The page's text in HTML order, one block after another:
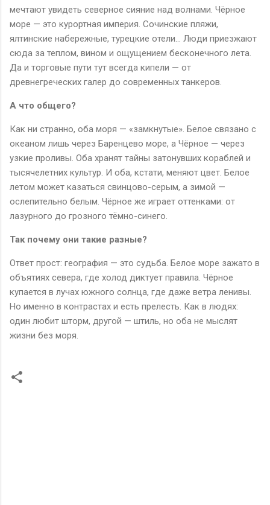
мечтают увидеть северное сияние над волнами. Чёрное
море — это курортная империя. Сочинские пляжи,
ялтинские набережные, турецкие отели… Люди приезжают
сюда за теплом, вином и ощущением бесконечного лета.
Да и торговые пути тут всегда кипели — от
древнегреческих галер до современных танкеров.
А что общего?
Как ни странно, оба моря — «замкнутые». Белое связано с
океаном лишь через Баренцево море, а Чёрное — через
узкие проливы. Оба хранят тайны затонувших кораблей и
тысячелетних культур. И оба, кстати, меняют цвет. Белое
летом может казаться свинцово-серым, а зимой —
ослепительно белым. Чёрное же играет оттенками: от
лазурного до грозного тёмно-синего.
Так почему они такие разные?
Ответ прост: география — это судьба. Белое море зажато в
объятиях севера, где холод диктует правила. Чёрное
купается в лучах южного солнца, где даже ветра ленивы.
Но именно в контрастах и есть прелесть. Как в людях:
один любит шторм, другой — штиль, но оба не мыслят
жизни без моря.